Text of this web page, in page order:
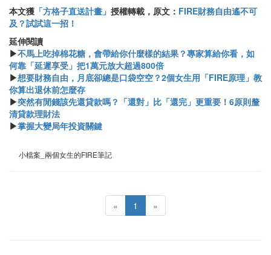
本文獲 「方格子直送計畫」 授權轉載，原文： FIRE財務自由遙不可
及？試試這一招！
​​延伸閱讀
▶不馬上吃掉棉花糖，會帶給你什麼樣的結果？專家算給你看，如
何靠「延遲享受」把1萬元放大超過800倍
▶想要財務自由，月底卻總是口袋空空？2個女生用「FIRE原理」教
你算出退休前怎麼存
▶突然有閒錢該先還貸款嗎？「還對」比「還完」更重要！6原則釐
清貸款理財法
▶掌握大變局年投資關鍵
小檔案_兩個女生的FIRE筆記
« 1 »